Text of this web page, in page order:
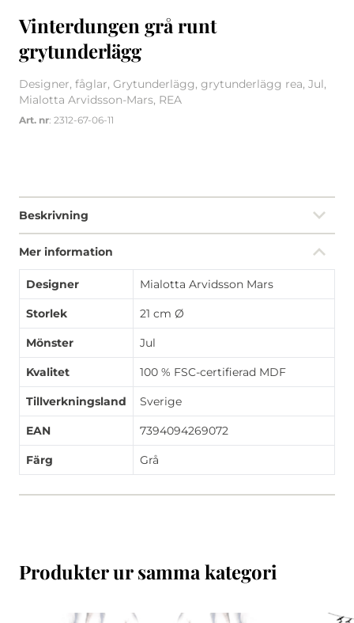
Vinterdungen grå runt
grytunderlägg
Designer, fåglar, Grytunderlägg, grytunderlägg rea, Jul,
Mialotta Arvidsson-Mars, REA
Art. nr: 2312-67-06-11
Beskrivning
Mer information
Designer Mialotta Arvidsson Mars
Storlek 21 cm Ø
Mönster Jul
Kvalitet 100 % FSC-certifierad MDF
Tillverkningsland Sverige
EAN 7394094269072
Färg Grå
Produkter ur samma kategori